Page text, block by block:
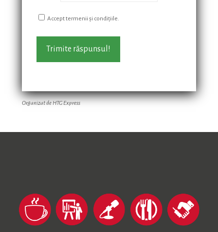
Accept termenii și condițiile.
Organizat de HTG Express